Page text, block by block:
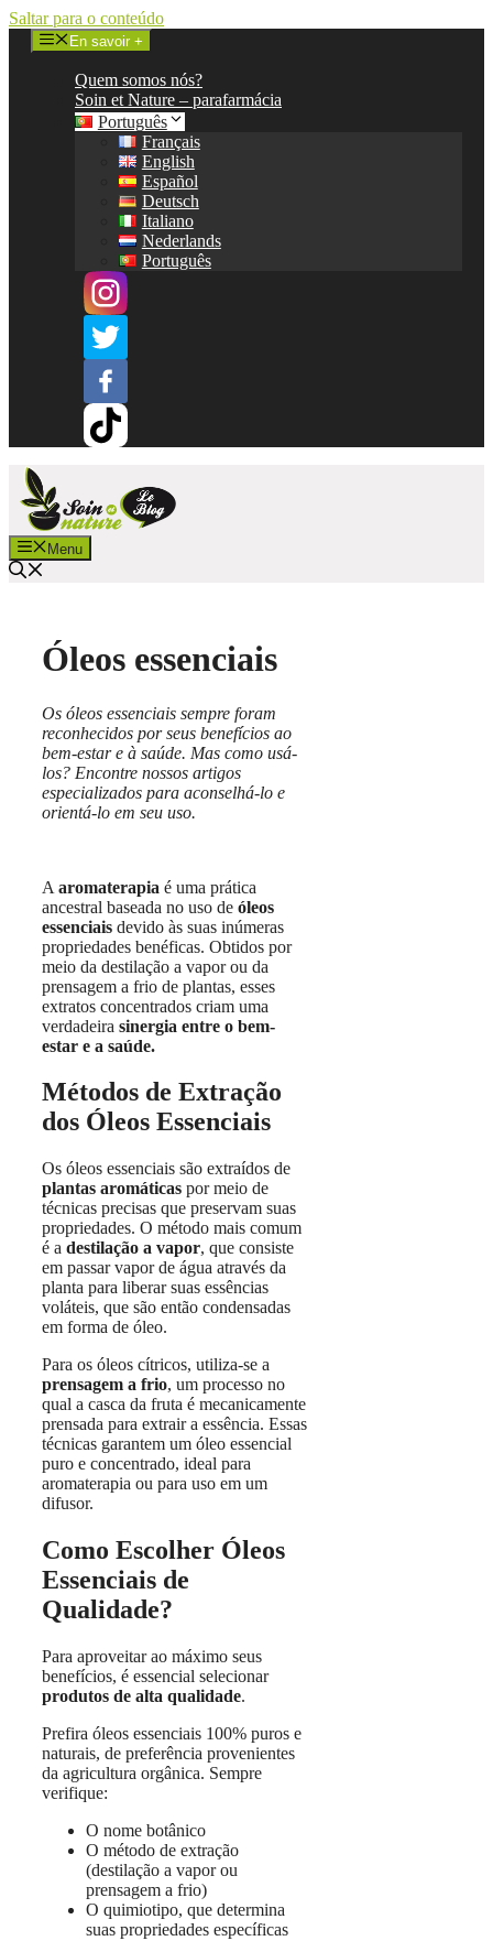
Saltar para o conteúdo
En savoir +
Quem somos nós?
Soin et Nature – parafarmácia
Português
Français
English
Español
Deutsch
Italiano
Nederlands
Português
Menu
Óleos essenciais
Os óleos essenciais sempre foram
reconhecidos por seus benefícios ao
bem-estar e à saúde. Mas como usá-
los? Encontre nossos artigos
especializados para aconselhá-lo e
orientá-lo em seu uso.
A aromaterapia é uma prática
ancestral baseada no uso de óleos
essenciais devido às suas inúmeras
propriedades benéficas. Obtidos por
meio da destilação a vapor ou da
prensagem a frio de plantas, esses
extratos concentrados criam uma
verdadeira sinergia entre o bem-
estar e a saúde.
Métodos de Extração
dos Óleos Essenciais
Os óleos essenciais são extraídos de
plantas aromáticas por meio de
técnicas precisas que preservam suas
propriedades. O método mais comum
é a destilação a vapor, que consiste
em passar vapor de água através da
planta para liberar suas essências
voláteis, que são então condensadas
em forma de óleo.
Para os óleos cítricos, utiliza-se a
prensagem a frio, um processo no
qual a casca da fruta é mecanicamente
prensada para extrair a essência. Essas
técnicas garantem um óleo essencial
puro e concentrado, ideal para
aromaterapia ou para uso em um
difusor.
Como Escolher Óleos
Essenciais de
Qualidade?
Para aproveitar ao máximo seus
benefícios, é essencial selecionar
produtos de alta qualidade.
Prefira óleos essenciais 100% puros e
naturais, de preferência provenientes
da agricultura orgânica. Sempre
verifique:
O nome botânico
O método de extração
(destilação a vapor ou
prensagem a frio)
O quimiotipo, que determina
suas propriedades específicas